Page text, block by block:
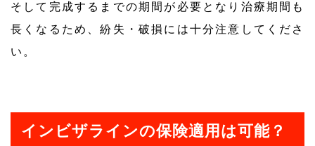
そして完成するまでの期間が必要となり治療期間も
長くなるため、紛失・破損には十分注意してくださ
い。
インビザラインの保険適用は可能？